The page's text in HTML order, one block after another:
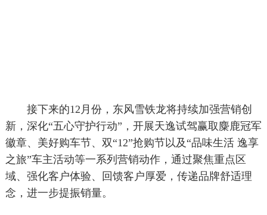
接下来的12月份，东风雪铁龙将持续加强营销创
新，深化“五心守护行动”，开展天逸试驾赢取麋鹿冠军
徽章、美好购车节、双“12”抢购节以及“品味生活 逸享
之旅”车主活动等一系列营销动作，通过聚焦重点区
域、强化客户体验、回馈客户厚爱，传递品牌舒适理
念，进一步提振销量。